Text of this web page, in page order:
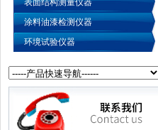
表面结构测量仪器
涂料油漆检测仪器
环境试验仪器